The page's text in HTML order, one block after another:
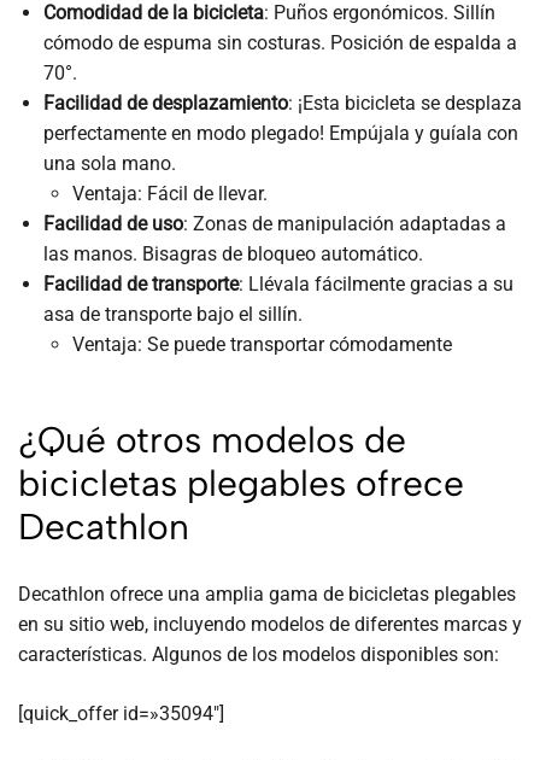
Comodidad de la bicicleta: Puños ergonómicos. Sillín
cómodo de espuma sin costuras. Posición de espalda a
70°.
Facilidad de desplazamiento: ¡Esta bicicleta se desplaza
perfectamente en modo plegado! Empújala y guíala con
una sola mano.
Ventaja: Fácil de llevar.
Facilidad de uso: Zonas de manipulación adaptadas a
las manos. Bisagras de bloqueo automático.
Facilidad de transporte: Llévala fácilmente gracias a su
asa de transporte bajo el sillín.
Ventaja: Se puede transportar cómodamente
¿Qué otros modelos de
bicicletas plegables ofrece
Decathlon
Decathlon ofrece una amplia gama de bicicletas plegables
en su sitio web, incluyendo modelos de diferentes marcas y
características. Algunos de los modelos disponibles son:
[quick_offer id=»35094″]